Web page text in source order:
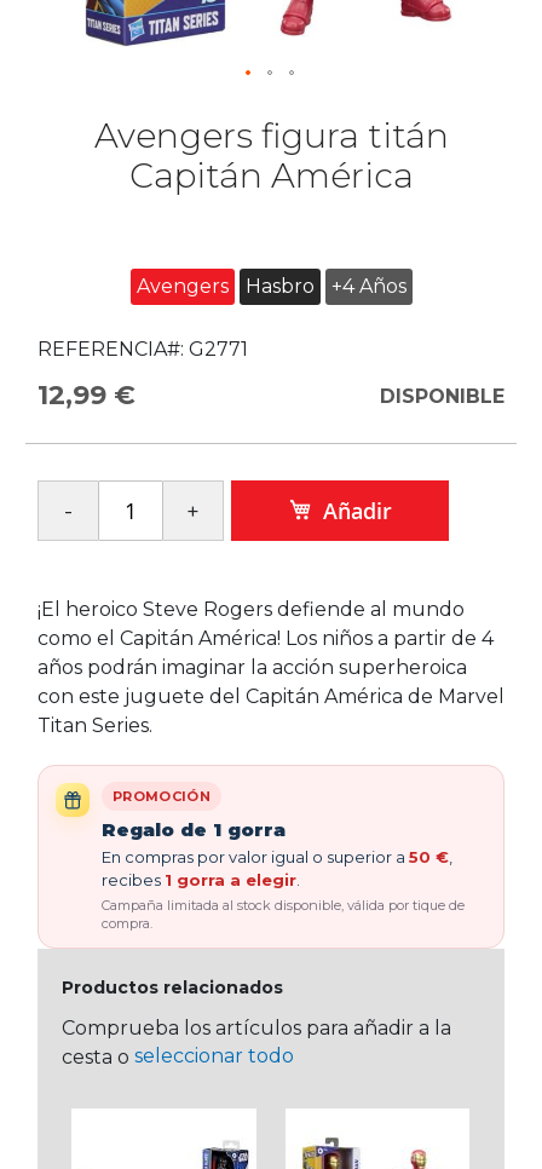
Avengers figura titán
Capitán América
Avengers Hasbro +4 Años
REFERENCIA#: G2771
12,99 € DISPONIBLE
Añadir
¡El heroico Steve Rogers defiende al mundo
como el Capitán América! Los niños a partir de 4
años podrán imaginar la acción superheroica
con este juguete del Capitán América de Marvel
Titan Series.
PROMOCIÓN
Regalo de 1 gorra
En compras por valor igual o superior a 50 €
recibes 1 gorra a elegir
Campaña limitada al stock disponible, válida por tique de
compra.
Productos relacionados
Comprueba los artículos para añadir a la
cesta o seleccionar todo